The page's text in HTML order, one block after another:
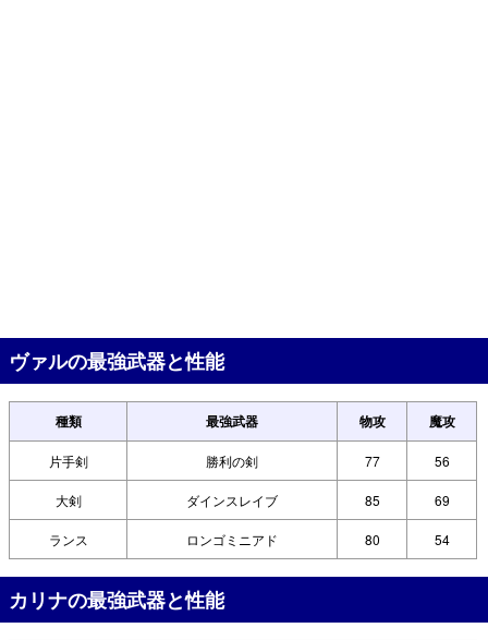
ヴァルの最強武器と性能
種類 最強武器 物攻 魔攻
片手剣 勝利の剣 77 56
大剣 ダインスレイブ 85 69
ランス ロンゴミニアド 80 54
カリナの最強武器と性能